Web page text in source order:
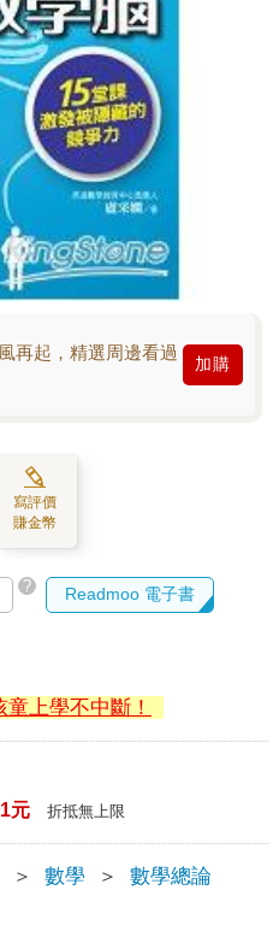
再起，精選周邊看過
加購
寫評價
賺金幣
? Readmoo 電子書
上學不中斷！
元 折抵無上限
＞ 數學 ＞ 數學總論